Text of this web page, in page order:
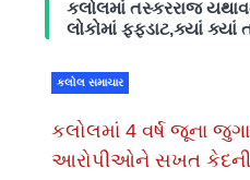
કલોલમાં તસ્કરરાજ
લોકોમાં ફફડાટ,ક્યાં ક્યાં
કલોલ સમાચાર
કલોલમાં 4 વર્ષ જૂના
આરોપીઓને સખત કેદની